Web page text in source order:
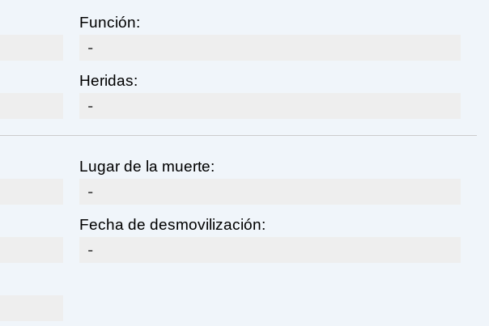
Función:
-
Heridas:
-
Lugar de la muerte:
-
Fecha de desmovilización:
-